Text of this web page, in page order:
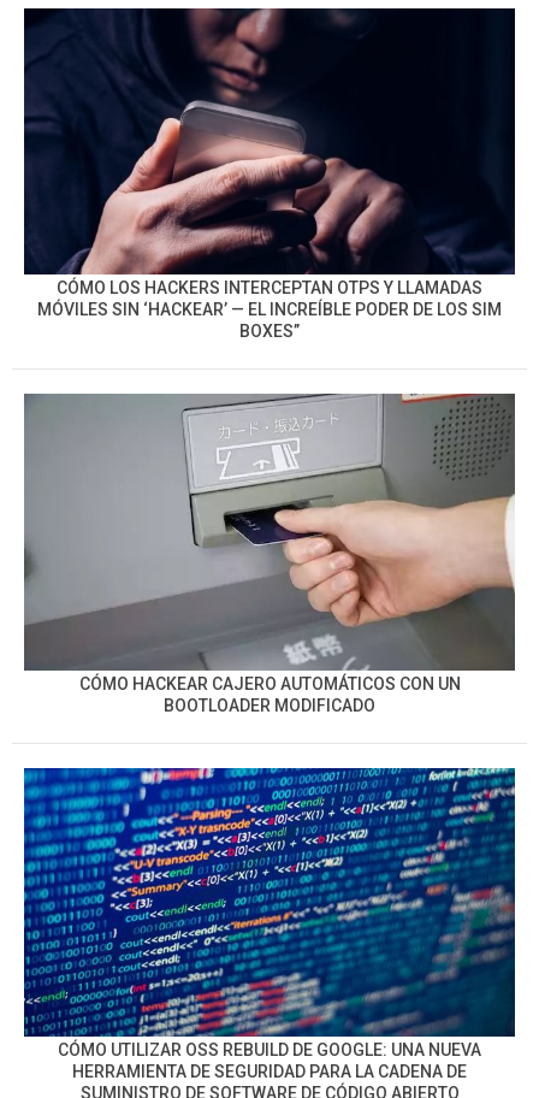
CÓMO LOS HACKERS INTERCEPTAN OTPS Y LLAMADAS
MÓVILES SIN ‘HACKEAR’ — EL INCREÍBLE PODER DE LOS SIM
BOXES”
CÓMO HACKEAR CAJERO AUTOMÁTICOS CON UN
BOOTLOADER MODIFICADO
CÓMO UTILIZAR OSS REBUILD DE GOOGLE: UNA NUEVA
HERRAMIENTA DE SEGURIDAD PARA LA CADENA DE
SUMINISTRO DE SOFTWARE DE CÓDIGO ABIERTO